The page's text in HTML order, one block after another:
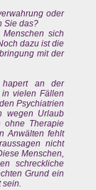
oder
Sie das?
sich
dazu ist die
mit der
an der
in vielen Fällen
Psychiatrien
wegen Urlaub
ohne Therapie
Anwälten fehlt
nicht
Menschen,
schreckliche
Grund ein
sein.